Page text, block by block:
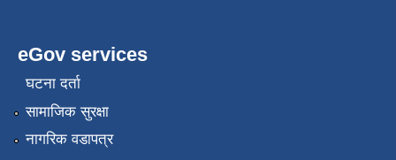
eGov services
घटना दर्ता
सामाजिक सुरक्षा
नागरिक वडापत्र